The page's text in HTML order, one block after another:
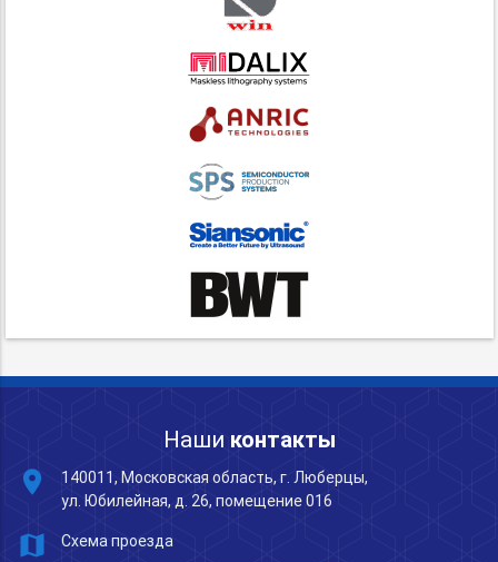
Наши контакты
place
140011, Московская область, г. Люберцы,
ул. Юбилейная, д. 26, помещение 016
map Схема проезда